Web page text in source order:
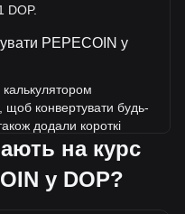
DOP.
PEPECOIN у
щоб конвертувати будь-
додали короткі
конвертацій.
1.09 PEPECOIN, а 5
22.97DOP.
на курс
у DOP?